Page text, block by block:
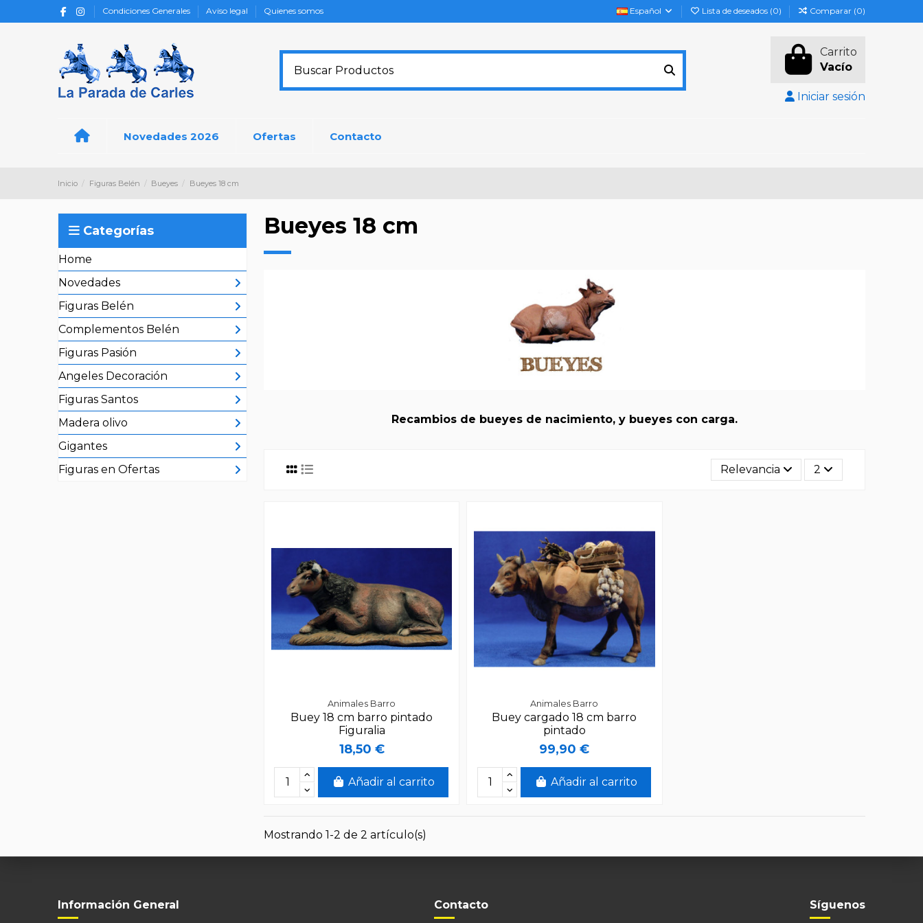
Condiciones Generales Aviso legal Quienes somos Español Lista de deseados (0) Comparar (0)
Carrito
Vacío
Iniciar sesión
Novedades 2026 Ofertas Contacto
Inicio Figuras Belén Bueyes Bueyes 18 cm
Bueyes 18 cm
Recambios de bueyes de nacimiento, y bueyes con carga.
Relevancia 2
Animales Barro
Buey 18 cm barro pintado
Figuralia
18,50 €
Añadir al carrito
Animales Barro
Buey cargado 18 cm barro
pintado
99,90 €
Añadir al carrito
Mostrando 1-2 de 2 artículo(s)
Categorías
Home
Novedades
Figuras Belén
Complementos Belén
Figuras Pasión
Angeles Decoración
Figuras Santos
Madera olivo
Gigantes
Figuras en Ofertas
Información General Contacto Síguenos